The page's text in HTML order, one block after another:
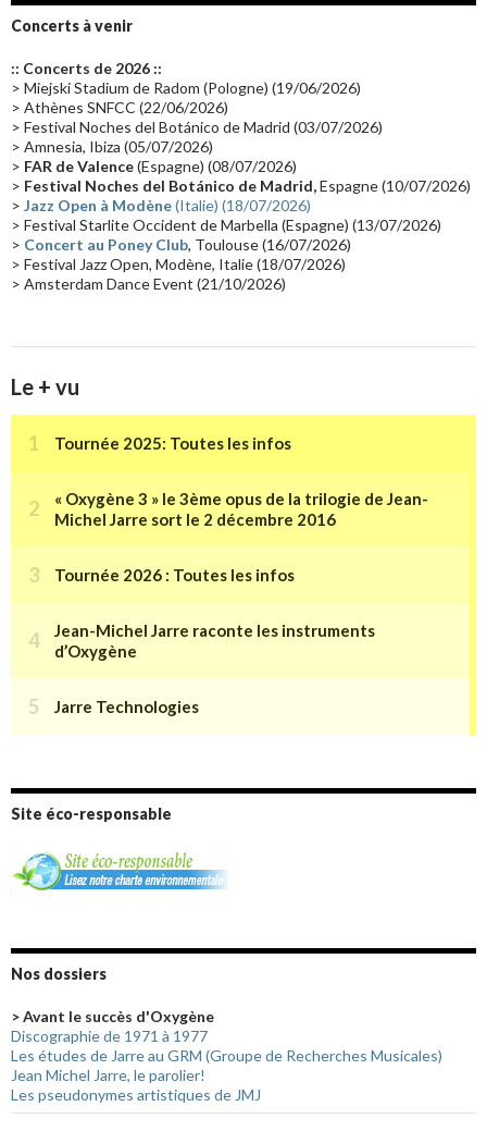
Groupe de Recherche Musicale
Passages radio Vidéo Jarrecast (16) Synthé 80's
Les concerts en Chine(16) Cinéma
Synthé Roland(15) Belgique(15)
(14) Astronomie (14)
Tournée 2025(14) 2024(14) Chine(13)
Concerts à venir
:: Concerts de 2026 ::
> Miejski Stadium de Radom (Pologne) (19/06/2026)
> Athènes SNFCC (22/06/2026)
> Festival Noches del Botánico de Madrid (03/07/2026)
> Amnesia, Ibiza (05/07/2026)
> FAR de Valence(Espagne) (08/07/2026)
> Festival Noches del Botánico de Madrid,Espagne (10/07/2026)
> Jazz Open à Modène(Italie) (18/07/2026)
> Festival Starlite Occident de Marbella (Espagne) (13/07/2026)
> Concert au Poney Club, Toulouse (16/07/2026)
> Festival Jazz Open, Modène, Italie (18/07/2026)
> Amsterdam Dance Event (21/10/2026)
Le + vu
Site éco-responsable
Nos dossiers
> Avant le succès d'Oxygène
Discographie de 1971 à 1977
Les études de Jarre au GRM (Groupe de Recherches Musicales)
Jean Michel Jarre, le parolier!
Les pseudonymes artistiques de JMJ